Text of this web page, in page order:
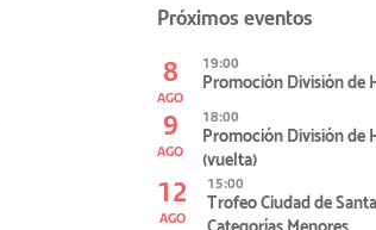
Próximos eventos
8
AGO
19:00
Promoción División de
9
AGO
18:00
Promoción División de
(vuelta)
12
AGO
15:00
Trofeo Ciudad de